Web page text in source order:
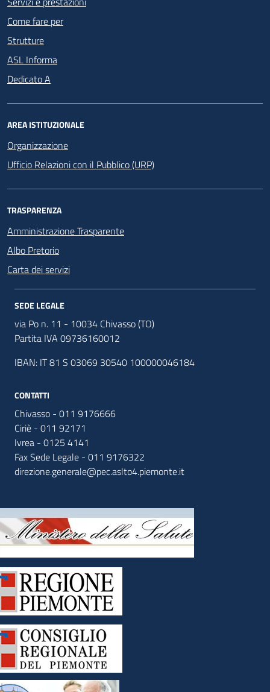
Come fare per
Strutture
ASL Informa
Dedicato A
AREA ISTITUZIONALE
Organizzazione
Ufficio Relazioni con il Pubblico (URP)
TRASPARENZA
Amministrazione Trasparente
Albo Pretorio
Carta dei servizi
SEDE LEGALE
via Po n. 11 - 10034 Chivasso (TO)
Partita IVA 09736160012
IBAN: IT 81 S 03069 30540 100000046184
CONTATTI
Chivasso - 011 9176666
Ciriè - 011 92171
Ivrea - 0125 4141
Fax Sede Legale - 011 9176322
direzione.generale@pec.aslto4.piemonte.it